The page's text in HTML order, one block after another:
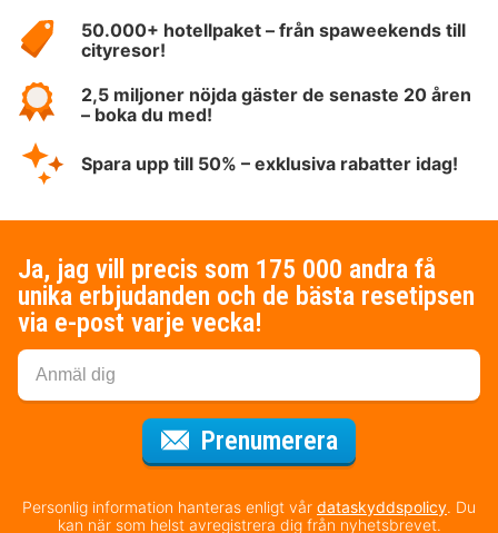
HotelSpecials50.000+ hotellpaket – från spaweekends till
cityresor!
2,5 miljoner nöjda gäster de senaste 20 åren
– boka du med!
Spara upp till 50% – exklusiva rabatter idag!
Ja, jag vill precis som 175 000 andra få
unika erbjudanden och de bästa resetipsen
via e-post varje vecka!
Prenumerera
Personlig information hanteras enligt vår dataskyddspolicy. Du
kan när som helst avregistrera dig från nyhetsbrevet.